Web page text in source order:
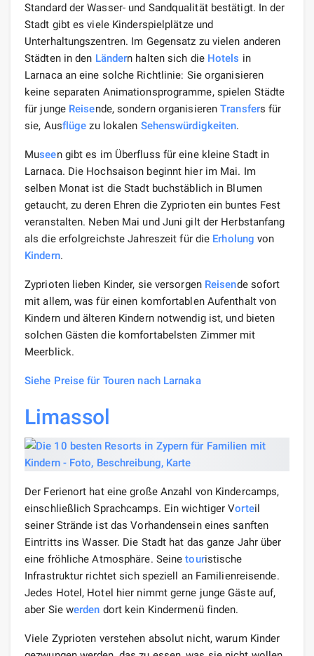
Standard der Wasser- und Sandqualität bestätigt. In der
Stadt gibt es viele Kinderspielplätze und
Unterhaltungszentren. Im Gegensatz zu vielen anderen
Städten in den Ländern halten sich die Hotels in
Larnaca an eine solche Richtlinie: Sie organisieren
keine separaten Animationsprogramme, spielen Städte
für junge Reisende, sondern organisierenTransfers für
sie, Ausflüge zu lokalen Sehenswürdigkeiten.
Museen gibt es im Überfluss für eine kleine Stadt in
Larnaca. Die Hochsaison beginnt hier im Mai. Im
selben Monat ist die Stadt buchstäblich in Blumen
getaucht, zu deren Ehren die Zyprioten ein buntes Fest
veranstalten. Neben Mai und Juni gilt der Herbstanfang
als die erfolgreichste Jahreszeit für die Erholung von
Kindern.
Zyprioten lieben Kinder, sie versorgen Reisende sofort
mit allem, was für einen komfortablen Aufenthalt von
Kindern und älteren Kindern notwendig ist, und bieten
solchen Gästen die komfortabelsten Zimmer mit
Meerblick.
Siehe Preise für Touren nach Larnaka
Limassol
Der Ferienort hat eine große Anzahl von Kindercamps,
einschließlich Sprachcamps. Ein wichtiger Vorteil
seiner Strände ist das Vorhandensein eines sanften
Eintritts ins Wasser. Die Stadt hat das ganze Jahr über
eine fröhliche Atmosphäre. Seinetouristische
Infrastruktur richtet sich speziell an Familienreisende.
Jedes Hotel, Hotel hier nimmt gerne junge Gäste auf,
aber Sie werden dort kein Kindermenü finden.
Viele Zyprioten verstehen absolut nicht, warum Kinder